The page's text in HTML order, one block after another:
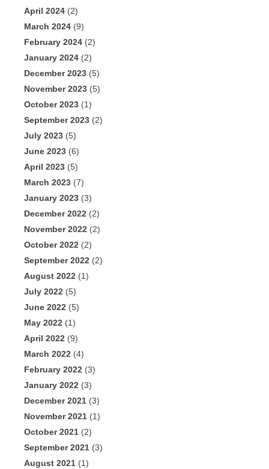
April 2024 (2)
March 2024 (9)
February 2024 (2)
January 2024 (2)
December 2023 (5)
November 2023 (5)
October 2023 (1)
September 2023 (2)
July 2023 (5)
June 2023 (6)
April 2023 (5)
March 2023 (7)
January 2023 (3)
December 2022 (2)
November 2022 (2)
October 2022 (2)
September 2022 (2)
August 2022 (1)
July 2022 (5)
June 2022 (5)
May 2022 (1)
April 2022 (9)
March 2022 (4)
February 2022 (3)
January 2022 (3)
December 2021 (3)
November 2021 (1)
October 2021 (2)
September 2021 (3)
August 2021 (1)